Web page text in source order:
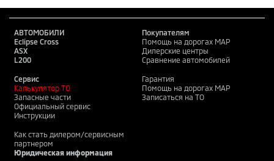
АВТОМОБИЛИ
Eclipse Cross
ASX
L200
Покупателям
Помощь на дорогах MAP
Дилерские центры
Сравнение автомобилей
Сервис
Калькулятор ТО
Запасные части
Официальный сервис
Инструкции
Гарантия
Помощь на дорогах MAP
Записаться на ТО
Как стать дилером/сервисным
партнером
Юридическая информация